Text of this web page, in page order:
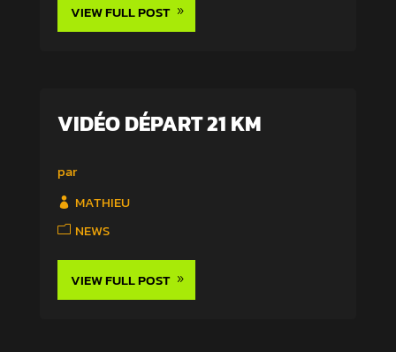
VIEW FULL POST
VIDÉO DÉPART 21 KM
par
MATHIEU
NEWS
VIEW FULL POST